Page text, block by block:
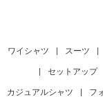
ワイシャツ スーツ
セットアップ
カジュアルシャツ フ